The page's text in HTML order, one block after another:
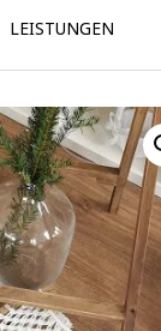
LEISTUNGEN